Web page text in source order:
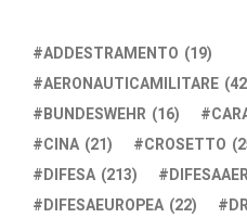
ADDESTRAMENTO (19)
AERONAUTICAMILITARE
BUNDESWEHR (16)
CINA (21) CROSETTO
DIFESA (213)
DIFESAEUROPEA (22)